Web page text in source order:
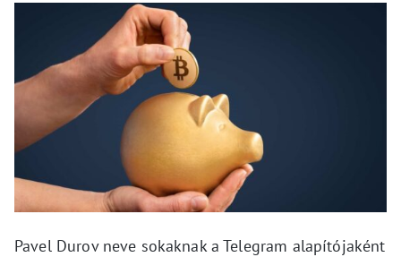
Pavel Durov neve sokaknak a Telegram alapítójaként